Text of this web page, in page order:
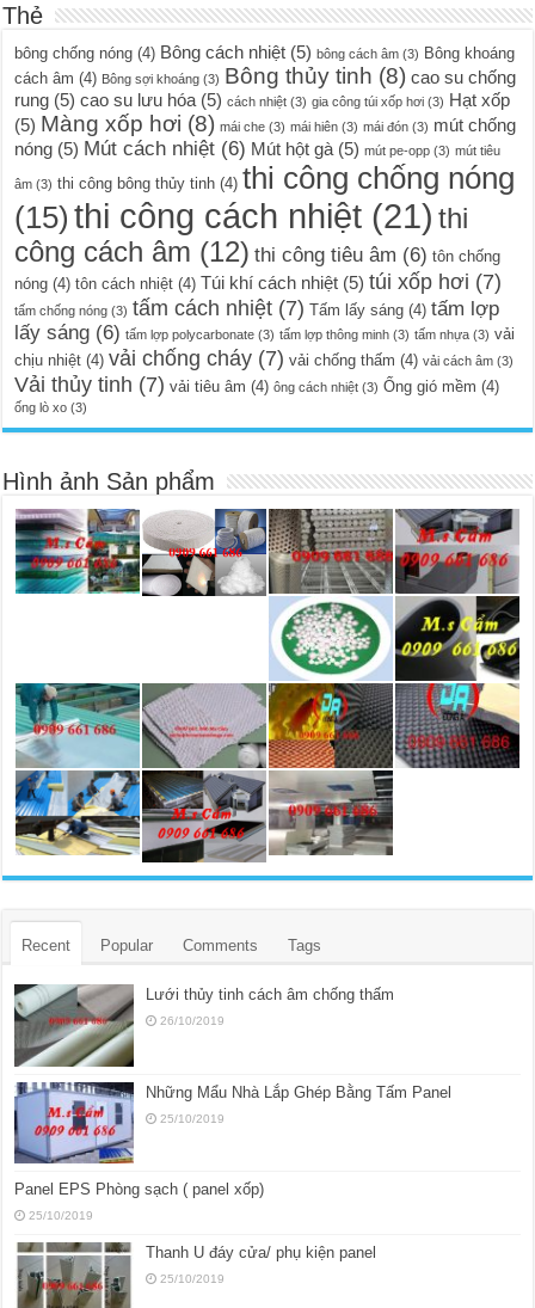
Thẻ
bông chống nóng (4) Bông cách nhiệt (5) bông cách âm (3) Bông khoáng
cách âm (4) Bông sợi khoáng (3) Bông thủy tinh (8) cao su chống
rung (5) cao su lưu hóa(5) cách nhiệt (3) gia công túi xốp hơi (3) Hạt xốp
(5) Màng xốp hơi (8) mái che (3) mái hiên (3) mái đón (3) mút chống
nóng (5) Mút cách nhiệt (6) Mút hột gà(5) mút pe-opp (3) mút tiêu
âm (3) thi công bông thủy tinh (4) thi công chống nóng
(15) thi công cách nhiệt (21) thi
công cách âm (12) thi công tiêu âm (6) tôn chống
nóng (4) tôn cách nhiệt (4) Túi khí cách nhiệt (5) túi xốp hơi (7)
tấm chống nóng (3) tấm cách nhiệt (7) Tấm lấy sáng (4) tấm lợp
lấy sáng (6) tấm lợp polycarbonate (3) tấm lợp thông minh (3) tấm nhựa (3) vải
chịu nhiệt (4) vải chống cháy (7) vải chống thấm (4) vải cách âm (3)
Vải thủy tinh (7) vải tiêu âm (4) ông cách nhiệt (3) Ống gió mềm (4)
ống lò xo (3)
Hình ảnh Sản phẩm
Recent Popular Comments Tags
Lưới thủy tinh cách âm chống thấm
26/10/2019
Những Mẩu Nhà Lắp Ghép Bằng Tấm Panel
25/10/2019
Panel EPS Phòng sạch ( panel xốp)
25/10/2019
Thanh U đáy cửa/ phụ kiện panel
25/10/2019